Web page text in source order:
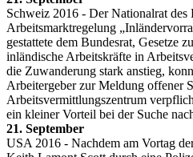
Schweiz 2016 - Der Nationalrat des
Arbeitsmarktregelung
gestattete dem Bundesrat, Gesetze
inländische Arbeitskräfte in
die Zuwanderung stark anstieg,
Arbeitergeber zur Meldung offener
Arbeitsvermittlungszentrum
ein kleiner Vorteil bei der Suche
21. September
USA 2016 - Nachdem am Vortag